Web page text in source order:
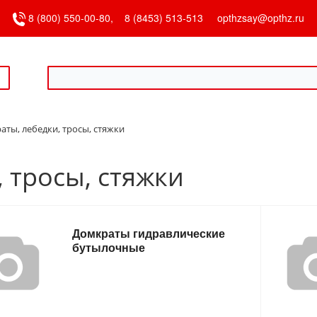
8 (800) 550-00-80, 8 (8453) 513-513 opthzsay@opthz.ru
лебедки, тросы, стяжки
стяжки
Домкраты гидравлические
бутылочные